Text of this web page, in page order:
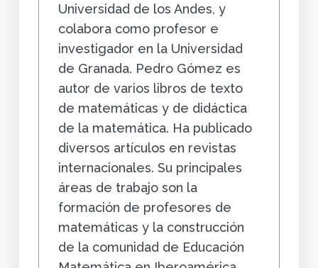
Universidad de los Andes, y
colabora como profesor e
investigador en la Universidad
de Granada. Pedro Gómez es
autor de varios libros de texto
de matemáticas y de didáctica
de la matemática. Ha publicado
diversos artículos en revistas
internacionales. Su principales
áreas de trabajo son la
formación de profesores de
matemáticas y la construcción
de la comunidad de Educación